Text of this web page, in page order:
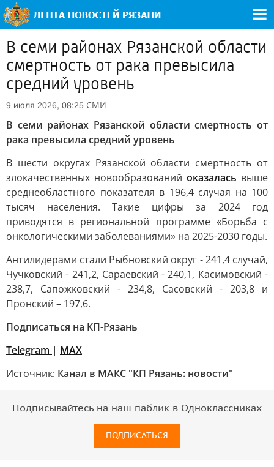
В семи районах Рязанской области
смертность от рака превысила
средний уровень
9 июля 2026, 08:25 СМИ
В семи районах Рязанской области смертность от
рака превысила средний уровень
В шести округах Рязанской области смертность от
злокачественных новообразований оказалась выше
среднеобластного показателя в 196,4 случая на 100
тысяч населения. Такие цифры за 2024 год
приводятся в региональной программе «Борьба с
онкологическими заболеваниями» на 2025-2030 годы.
Антилидерами стали Рыбновский округ - 241,4 случай,
Чучковский - 241,2, Сараевский - 240,1, Касимовский -
238,7, Сапожковский - 234,8, Сасовский - 203,8 и
Пронский – 197,6.
Подписаться на КП-Рязань
Telegram | МАХ
Источник: Канал в МАКС "КП Рязань: новости"
Подписывайтесь на наш паблик в Одноклассниках
ПОДПИСАТЬСЯ